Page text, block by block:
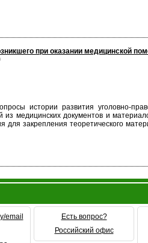
при оказании медицинской
истории развития уголовно-
медицинских документов и
для закрепления теоретического
email
Есть вопрос?
Российский офис